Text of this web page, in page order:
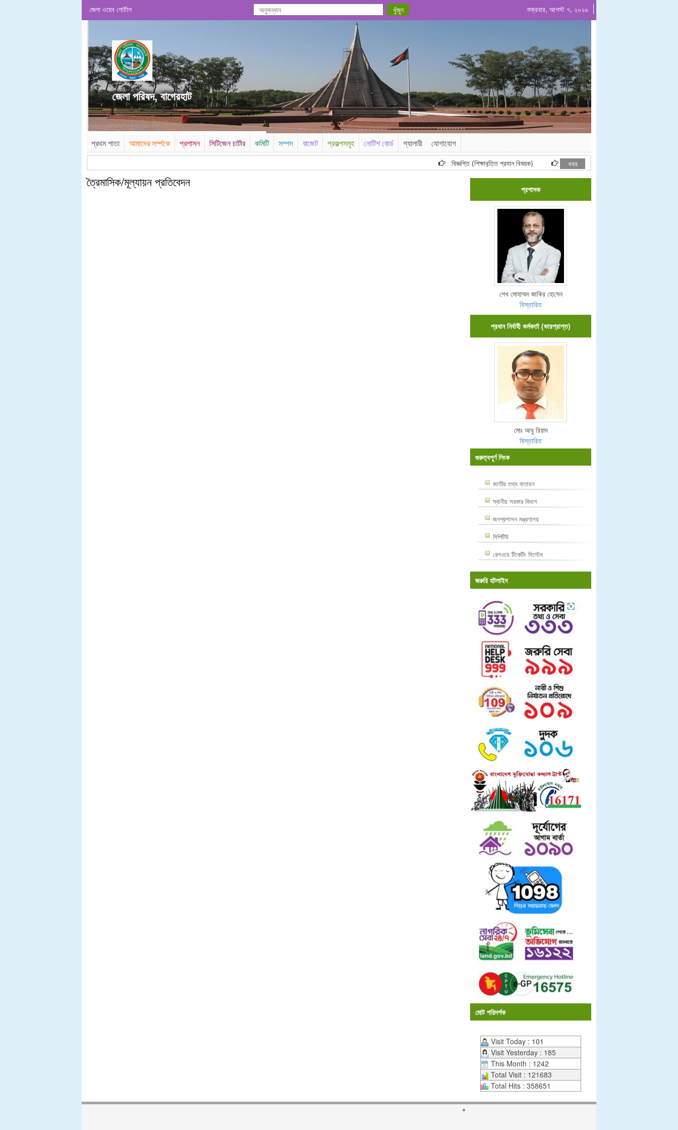
জেলা ওয়েব পোর্টাল শুক্রবার, আগস্ট ৭, ২০২৬
জেলা পরিষদ, বাগেরহাট
প্রথম পাতা আমাদের সর্ম্পকে প্রশাসন সিটিজেন চার্টার কমিটি সম্পদ বাজেট প্রকল্পসমূহ নোটিশ বোর্ড গ্যালারী যোগাযোগ
বিজ্ঞপ্তি (শিক্ষাবৃত্তি প্রদান বিষয়ক) ২০২৬-২০২৭ অর্থবছরের জন্য খেয়াঘাট ইজারা দরপত্র
খবর
ত্রৈমাসিক/মূল্যায়ন প্রতিবেদন প্রশাসক
শেখ মোহাম্মদ জা‌কির হো‌সেন
বিস্তারিত
প্রধান নির্বাহী কর্মকর্তা (ভারপ্রাপ্ত)
মোঃ আবু রিয়াদ
বিস্তারিত
গুরুত্বপূর্ণ লিংক
জাতীয় তথ্য বাতায়ন
স্থানীয় সরকার বিভাগ
জনপ্রশাসন মন্ত্রণালয়
সিপিটিউ
রেলওয়ে টিকেটিং সিস্টেম
জরুরি হটলাইন
মোট পরিদর্শক
Visit Today : 101
Visit Yesterday : 185
This Month : 1242
Total Visit : 121683
Total Hits : 358651